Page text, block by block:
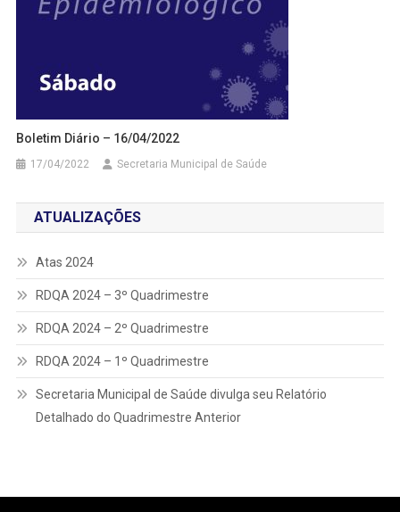
Boletim Diário – 16/04/2022
17/04/2022 Secretaria Municipal de Saúde
ATUALIZAÇÕES
Atas 2024
RDQA 2024 – 3º Quadrimestre
RDQA 2024 – 2º Quadrimestre
RDQA 2024 – 1º Quadrimestre
Secretaria Municipal de Saúde divulga seu Relatório
Detalhado do Quadrimestre Anterior